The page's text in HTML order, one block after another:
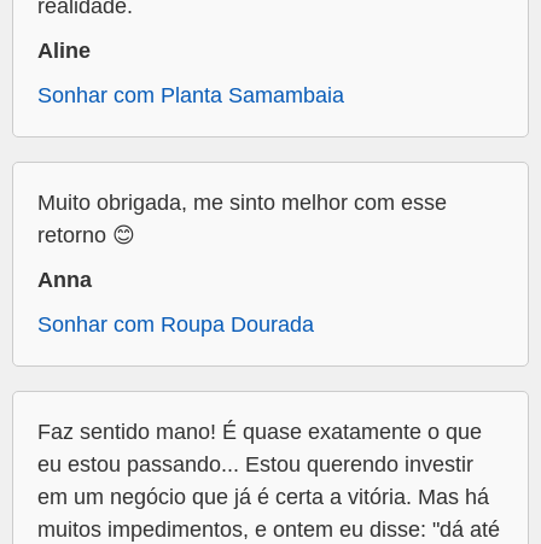
realidade.
Aline
Sonhar com Planta Samambaia
Muito obrigada, me sinto melhor com esse
retorno 😊
Anna
Sonhar com Roupa Dourada
Faz sentido mano! É quase exatamente o que
eu estou passando... Estou querendo investir
em um negócio que já é certa a vitória. Mas há
muitos impedimentos, e ontem eu disse: "dá até